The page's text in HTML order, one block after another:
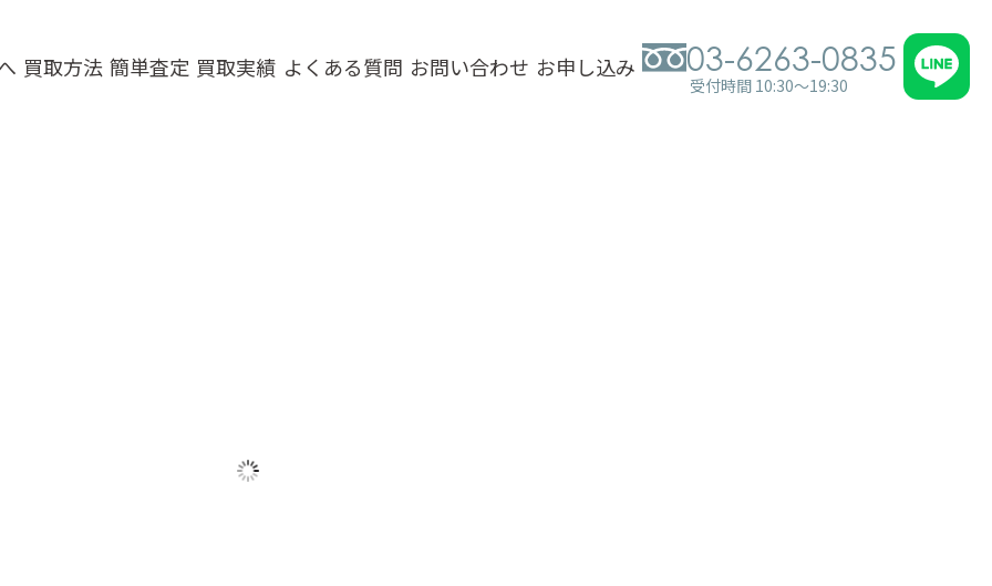
買取方法 簡単査定 買取実績 よくある質問 お問い合わせ お申し込み 03-6263-0835
受付時間 10:30～19:30